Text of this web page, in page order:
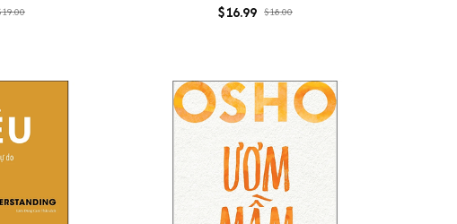
$16.99 $18.00